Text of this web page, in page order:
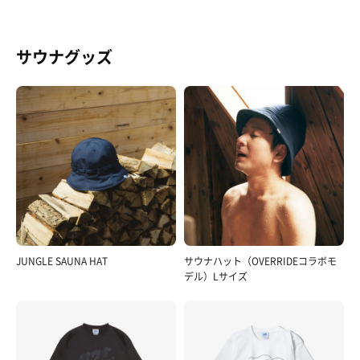
サウナグッズ
JUNGLE SAUNA HAT
サウナハット（OVERRIDEコラボモ
デル）Lサイズ